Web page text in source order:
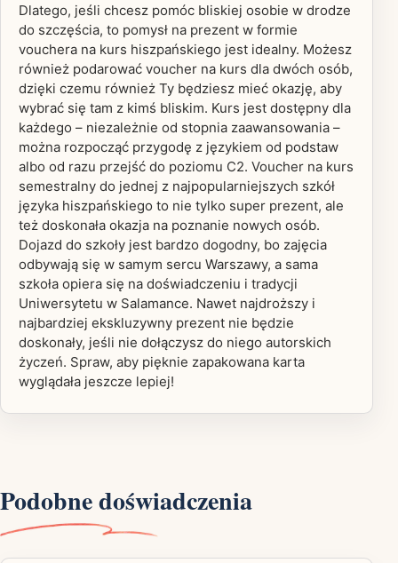
Dlatego, jeśli chcesz pomóc bliskiej osobie w drodze
do szczęścia, to pomysł na prezent w formie
vouchera na kurs hiszpańskiego jest idealny. Możesz
również podarować voucher na kurs dla dwóch osób,
dzięki czemu również Ty będziesz mieć okazję, aby
wybrać się tam z kimś bliskim. Kurs jest dostępny dla
każdego – niezależnie od stopnia zaawansowania –
można rozpocząć przygodę z językiem od podstaw
albo od razu przejść do poziomu C2. Voucher na kurs
semestralny do jednej z najpopularniejszych szkół
języka hiszpańskiego to nie tylko super prezent, ale
też doskonała okazja na poznanie nowych osób.
Dojazd do szkoły jest bardzo dogodny, bo zajęcia
odbywają się w samym sercu Warszawy, a sama
szkoła opiera się na doświadczeniu i tradycji
Uniwersytetu w Salamance. Nawet najdroższy i
najbardziej ekskluzywny prezent nie będzie
doskonały, jeśli nie dołączysz do niego autorskich
życzeń. Spraw, aby pięknie zapakowana karta
wyglądała jeszcze lepiej!
Podobne doświadczenia